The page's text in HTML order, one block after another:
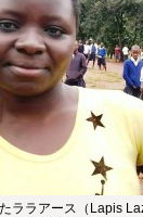
ララアース（Lapis